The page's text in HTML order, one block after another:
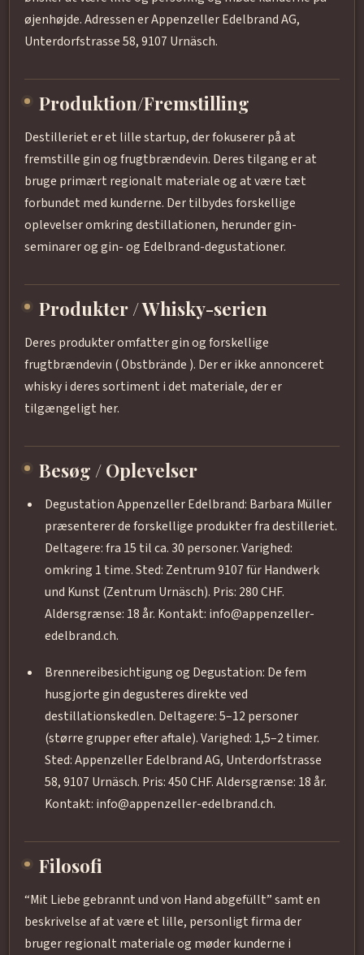
øjenhøjde. Adressen er Appenzeller Edelbrand AG,
Unterdorfstrasse 58, 9107 Urnäsch.
Produktion/Fremstilling
Destilleriet er et lille startup, der fokuserer på at
fremstille gin og frugtbrændevin. Deres tilgang er at
bruge primært regionalt materiale og at være tæt
forbundet med kunderne. Der tilbydes forskellige
oplevelser omkring destillationen, herunder gin-
seminarer og gin- og Edelbrand-degustationer.
Produkter / Whisky-serien
Deres produkter omfatter gin og forskellige
frugtbrændevin ( Obstbrände ). Der er ikke annonceret
whisky i deres sortiment i det materiale, der er
tilgængeligt her.
Besøg / Oplevelser
Degustation Appenzeller Edelbrand: Barbara Müller
præsenterer de forskellige produkter fra destilleriet.
Deltagere: fra 15 til ca. 30 personer. Varighed:
omkring 1 time. Sted: Zentrum 9107 für Handwerk
und Kunst (Zentrum Urnäsch). Pris: 280 CHF.
Aldersgrænse: 18 år. Kontakt: info@appenzeller-
edelbrand.ch.
Brennereibesichtigung og Degustation: De fem
husgjorte gin degusteres direkte ved
destillationskedlen. Deltagere: 5–12 personer
(større grupper efter aftale). Varighed: 1,5–2 timer.
Sted: Appenzeller Edelbrand AG, Unterdorfstrasse
58, 9107 Urnäsch. Pris: 450 CHF. Aldersgrænse: 18 år.
Kontakt: info@appenzeller-edelbrand.ch.
Filosofi
“Mit Liebe gebrannt und von Hand abgefüllt” samt en
beskrivelse af at være et lille, personligt firma der
bruger regionalt materiale og møder kunderne i